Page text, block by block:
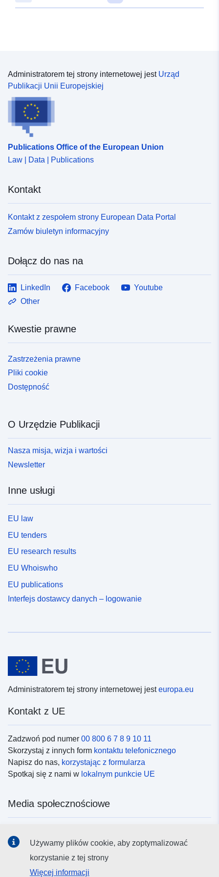
June 2026
886d63f7884d
uriRef:
http://data.europa.eu/88u/dataset/
Informacje o
wersji:
Administratorem tej strony internetowej jest Urząd
Publikacji Unii Europejskiej
Publications Office of the European Union
Law | Data | Publications
Kontakt
Kontakt z zespołem strony European Data Portal
Zamów biuletyn informacyjny
Dołącz do nas na
LinkedIn Facebook
Youtube
Other
Kwestie prawne
Zastrzeżenia prawne
Pliki cookie
Dostępność
O Urzędzie Publikacji
Nasza misja, wizja i wartości
Newsletter
Inne usługi
EU law
EU tenders
EU research results
EU Whoiswho
EU publications
Interfejs dostawcy danych – logowanie
Administratorem tej strony internetowej jesteuropa.eu
Kontakt z UE
Zadzwoń pod numer 00 800 6 7 8 9 10 11
Skorzystaj z innych form kontaktu telefonicznego
Napisz do nas, korzystając z formularza
Spotkaj się z nami w lokalnym punkcie UE
Media społecznościowe
Instytucje i organy UE
Używamy plików cookie, aby zoptymalizować
korzystanie z tej strony
Więcej informacji